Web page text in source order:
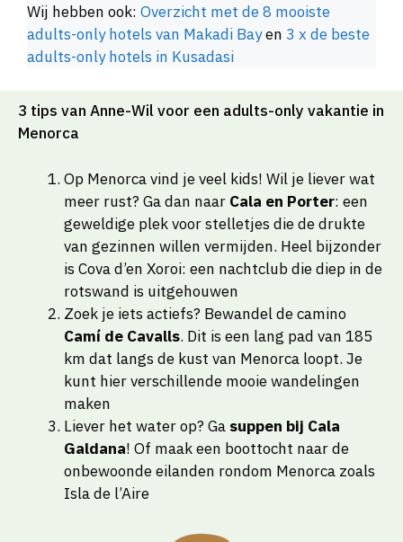
Wij hebben ook: Overzicht met de 8 mooiste
adults-only hotels van Makadi Bayen 3 x de beste
adults-only hotels in Kusadasi
3 tips van Anne-Wil voor een adults-only vakantie in
Menorca
Op Menorca vind je veel kids! Wil je liever wat
meer rust? Ga dan naar Cala en Porter: een
geweldige plek voor stelletjes die de drukte
van gezinnen willen vermijden. Heel bijzonder
is Cova d’en Xoroi: een nachtclub die diep in de
rotswand is uitgehouwen
Zoek je iets actiefs? Bewandel de camino
Camí de Cavalls. Dit is een lang pad van 185
km dat langs de kust van Menorca loopt. Je
kunt hier verschillende mooie wandelingen
maken
Liever het water op? Ga suppen bij Cala
Galdana! Of maak een boottocht naar de
onbewoonde eilanden rondom Menorca zoals
Isla de l’Aire